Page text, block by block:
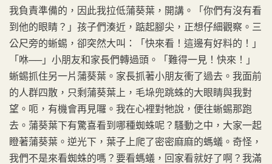
我負責準備的，因此我拉低蒲葵葉，開講。「你們有沒有看
到他的眼睛？」孩子們湊近，踮起腳尖，正想仔細觀察。三
公尺旁的蜥蜴，卻突然大叫：「快來看！這邊有好料的！」
「咻──」小朋友和家長們轉過頭。「難得一見！快來！」
蜥蜴抓住另一片蒲葵葉。家長抓著小朋友衝了過去。我面前
的人群四散，只剩蒲葵葉上，毛垛兜跳蛛的大眼睛與我對
望。呃，有機會再見囉。我在心裡對牠說，便往蜥蜴那跑
去。蒲葵葉下有驚喜看到哪種蜘蛛呢？騷動之中，大家一起
瞪著蒲葵葉。逆光下，葉子上爬了密密麻麻的螞蟻。奇怪，
我們不是來看蜘蛛的嗎？要看螞蟻，回家看就好了啊？我滿